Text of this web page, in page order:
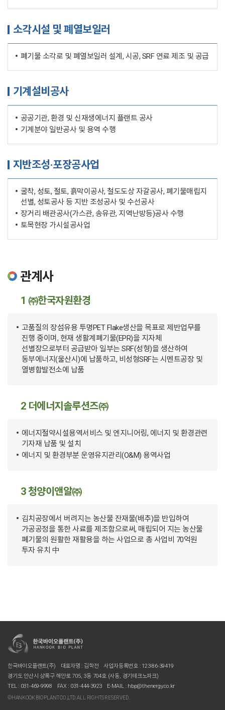
소각시설 및 폐열보일러
폐기물 소각로 및 폐열보일러 설계, 시공, SRF 연료 제조 및 공급
기계설비공사
공공기관, 환경 및 신재생에너지 플랜트 공사
기계분야 일반공사 및 용역 수행
지반조성·포장공사업
굴착, 성토, 절토, 흙막이공사, 철도도상 자갈공사, 폐기물매립지
선별, 성토공사 등 지반 조성공사 및 수선공사
장거리 배관공사(가스관, 송유관, 지역난방등)공사 수행
토목현장 가시설공사업
관계사
1 ㈜한국자원환경
고품질의 장섬유용 투명PET Flake생산을 목표로 제반업무를
진행 중이며, 현재 생활계폐기물(EPR)을 지자체
선별장으로부터 공급받아 일부는 SRF(성형)을 생산하여
동부에너지(울산시)에 납품하고, 비성형SRF는 시멘트공장 및
열병합발전소에 납품
2 더에너지솔루션즈㈜
에너지절약시설용역서비스 및 엔지니어링, 에너지 및 환경관련
기자재 납품 및 설치
에너지 및 환경부분 운영유지관리(O&M) 용역사업
3 청양이앤알㈜
김치공장에서 버려지는 농산물 잔재물(배추)을 반입하여
가공공정을 통한 사료를 제조함으로써, 매립되어 지는 농산물
폐기물의 원활한 재활용을 하는 사업으로 총 사업비 70억원
투자 유치 中
한국바이오플랜트(주) 대표자명 : 김학전
사업자등록번호 : 123-86-39419
경기도 안산시 상록구 해안로 705, 3동 704호 (사동, 경기테크노파크)
TEL : 031-469-9998
FAX : 031-444-3923 E-MAIL : hbp@thenergy.co.kr
©HANKOOK BIO PLANT CO.,LTD. ALL RIGHTS RESERVED.